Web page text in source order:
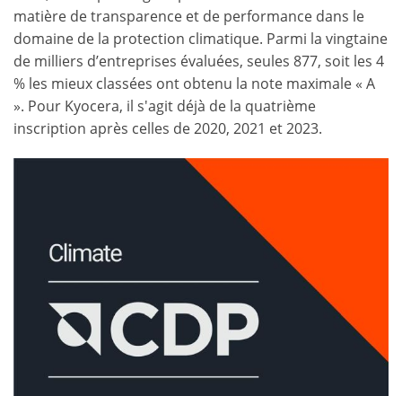
matière de transparence et de performance dans le
domaine de la protection climatique. Parmi la vingtaine
de milliers d’entreprises évaluées, seules 877, soit les 4
% les mieux classées ont obtenu la note maximale « A
». Pour Kyocera, il s'agit déjà de la quatrième
inscription après celles de 2020, 2021 et 2023.